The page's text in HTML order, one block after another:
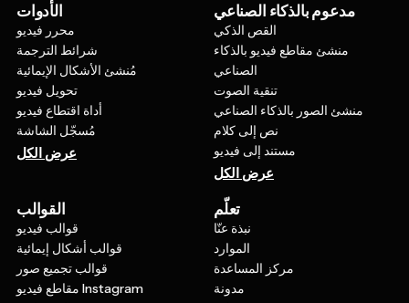
الأدوات
محرر فيديو
شرائط الترجمة
مُنشئ الأشكال الإيمائية
تحويل فيديو
أداة اقتطاع فيديو
مُسجّل الشاشة
عرض الكل
مدعوم بالذكاء الصناعي
القص الذكي
منشئ مقاطع فيديو بالذكاء
الصناعي
تنقية الصوت
منشئ الصور بالذكاء الصناعي
نص إلى كلام
مستند إلى فيديو
عرض الكل
القوالب
قوالب فيديو
قوالب أشكال إيمائية
قوالب تجميع صور
مقاطع فيديو Instagram
تعلّم
نبذة عنّا
الموارد
مركز المساعدة
مدونة